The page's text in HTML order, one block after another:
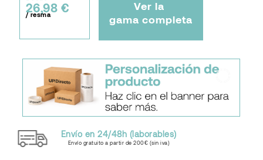
26,98 €
/ resma
Ver la
gama completa
Envío en 24/48h (laborables)
Envío gratuito a partir de 200€ (sin iva)